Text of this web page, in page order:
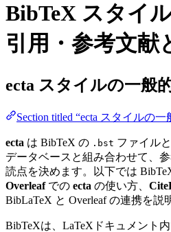
BibTeX スタイ
引用・参考文献
ecta スタイルの一般
Section titled “ecta スタイルの
ecta は BibTeX の .bst ファイル
データベースと組み合わせて、
読点を決めます。以下では
Overleafでの ecta の使い方、
BibLaTeX と Overleaf の連携を説
BibTeXは、LaTeXドキュメント